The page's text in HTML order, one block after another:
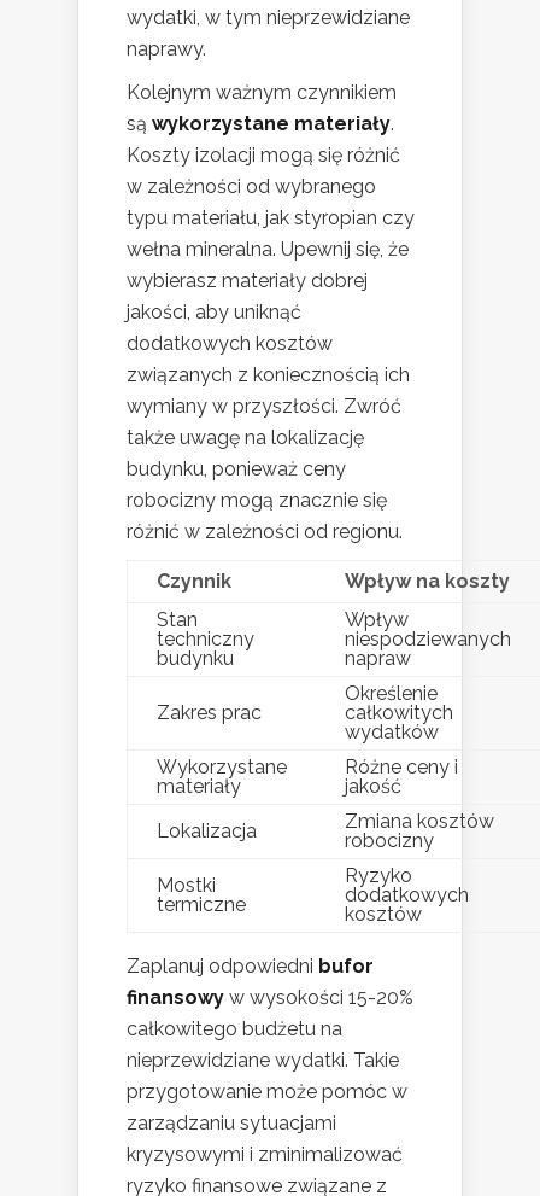
wydatki, w tym nieprzewidziane
naprawy.
Kolejnym ważnym czynnikiem
są wykorzystane materiały.
Koszty izolacji mogą się różnić
w zależności od wybranego
typu materiału, jak styropian czy
wełna mineralna. Upewnij się, że
wybierasz materiały dobrej
jakości, aby uniknąć
dodatkowych kosztów
związanych z koniecznością ich
wymiany w przyszłości. Zwróć
także uwagę na lokalizację
budynku, ponieważ ceny
robocizny mogą znacznie się
różnić w zależności od regionu.
Czynnik
Wpływ na koszty
Stan
techniczny
budynku
Wpływ
niespodziewanych
napraw
Zakres prac
Określenie
całkowitych
wydatków
Wykorzystane
materiały
Różne ceny i
jakość
Lokalizacja
Zmiana kosztów
robocizny
Mostki
termiczne
Ryzyko
dodatkowych
kosztów
Zaplanuj odpowiedni bufor
finansowy w wysokości 15-20%
całkowitego budżetu na
nieprzewidziane wydatki. Takie
przygotowanie może pomóc w
zarządzaniu sytuacjami
kryzysowymi i zminimalizować
ryzyko finansowe związane z